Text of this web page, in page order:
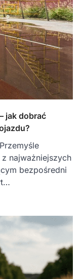
jak dobrać
najważniejszych
bezpośredni